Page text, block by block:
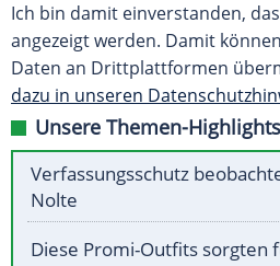
Ich bin damit einverstanden,
angezeigt werden. Damit
Daten an Drittplattformen
dazu in unseren
Unsere Themen-Highlights
Verfassungsschutz
Nolte
Diese Promi-Outfits sorgten